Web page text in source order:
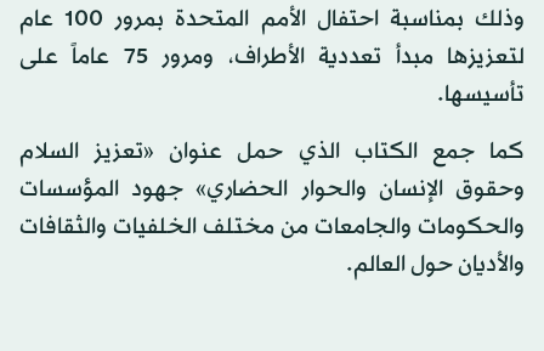
وذلك بمناسبة احتفال الأمم المتحدة بمرور 100 عام
لتعزيزها مبدأ تعددية الأطراف، ومرور 75 عاماً على
تأسيسها.
كما جمع الكتاب الذي حمل عنوان «تعزيز السلام
وحقوق الإنسان والحوار الحضاري» جهود المؤسسات
والحكومات والجامعات من مختلف الخلفيات والثقافات
والأديان حول العالم.